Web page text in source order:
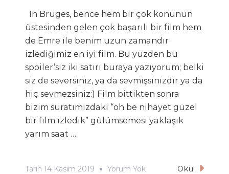
In Bruges, bence hem bir çok konunun
üstesinden gelen çok başarılı bir film hem
de Emre ile benim uzun zamandır
izlediğimiz en iyi film. Bu yüzden bu
spoiler’sız iki satırı buraya yazıyorum; belki
siz de seversiniz, ya da sevmişsinizdir ya da
hiç sevmezsiniz:) Film bittikten sonra
bizim suratımızdaki “oh be nihayet güzel
bir film izledik” gülümsemesi yaklaşık
yarım saat …
Tarih 14 Kasım 2019 Yorum YokIn
Oku